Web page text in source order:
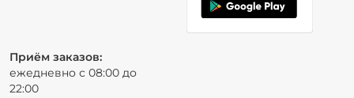
Приём заказов:
ежедневно с 08:00 до
22:00